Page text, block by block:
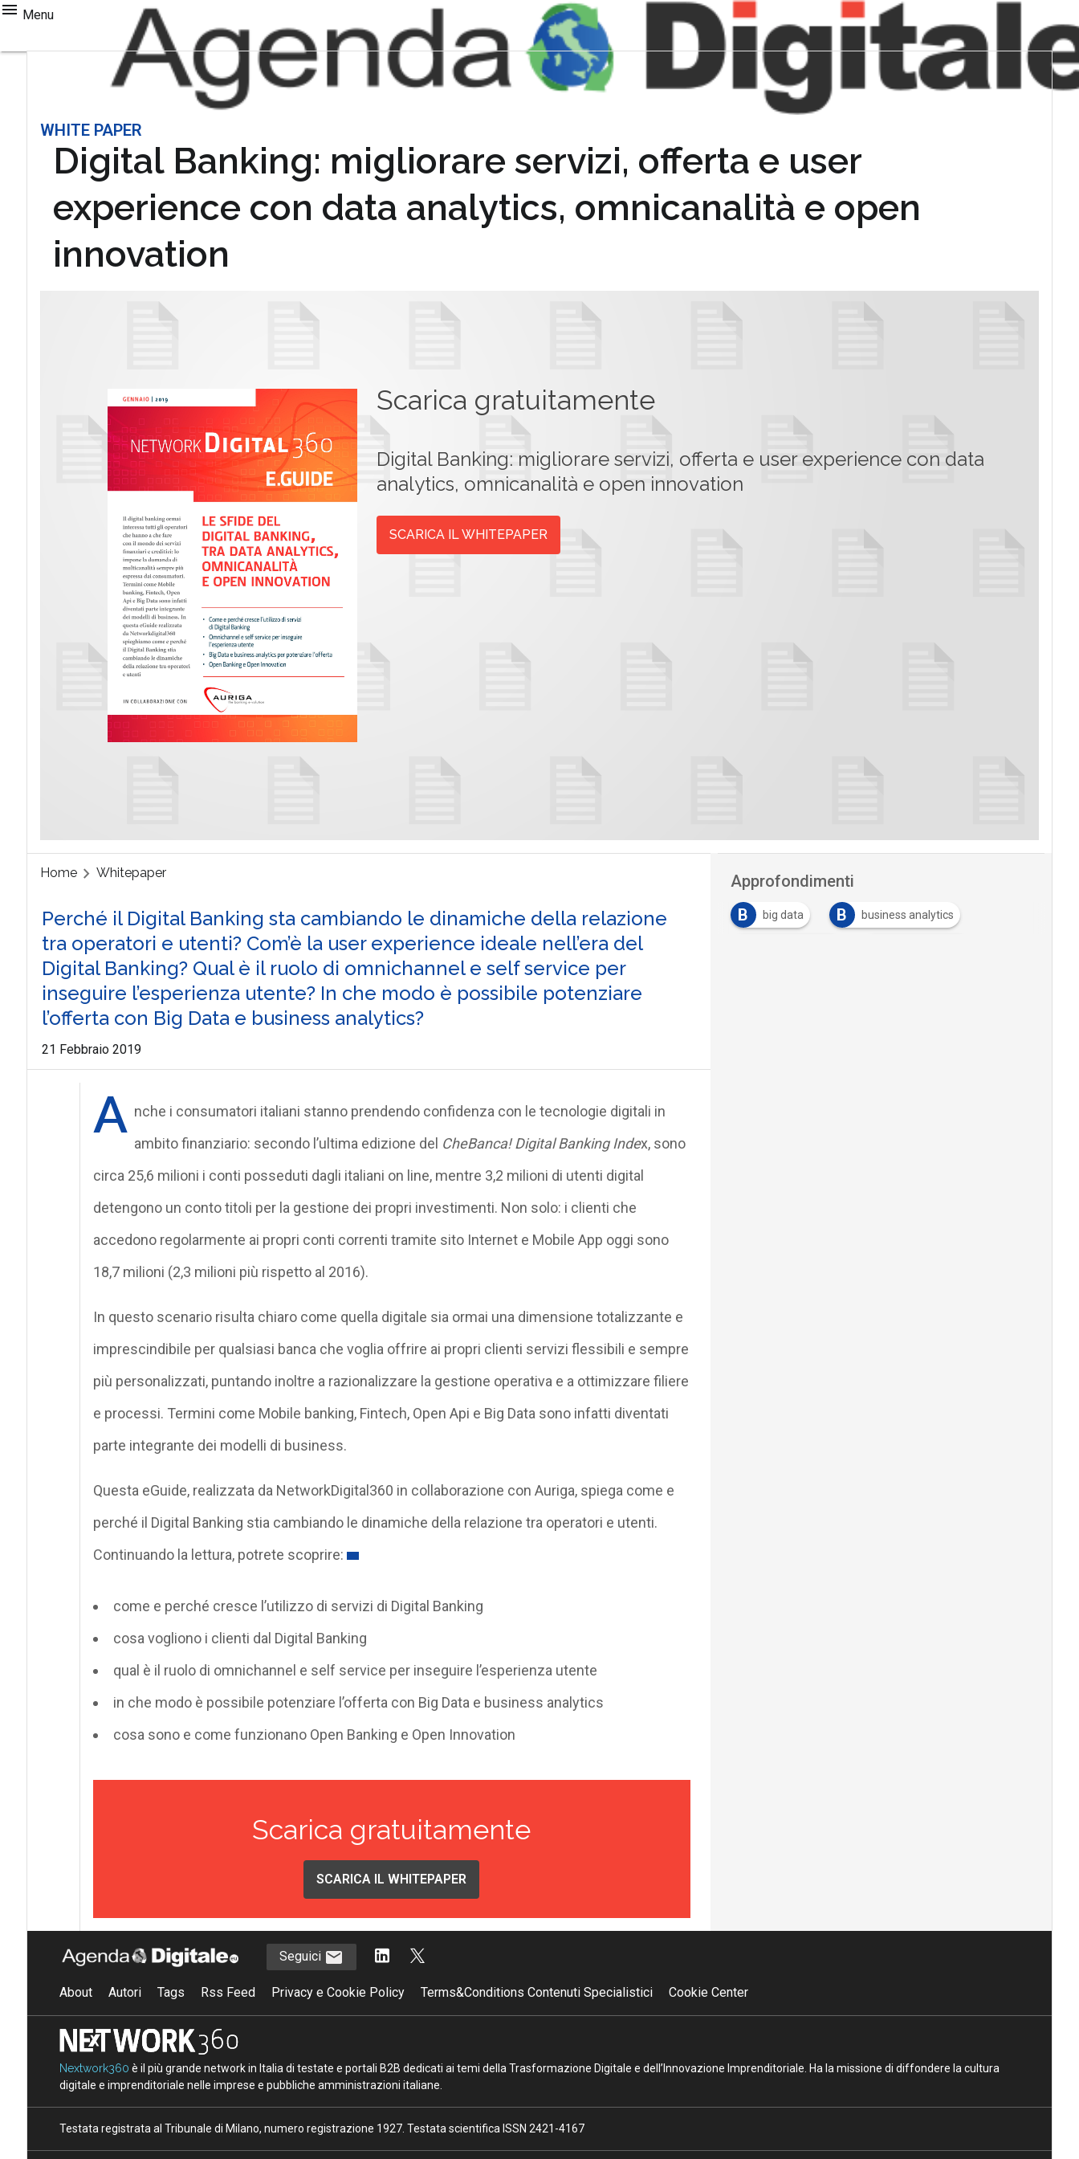
Menu
WHITE PAPER
Digital Banking: migliorare servizi, offerta e user
experience con data analytics, omnicanalità e open
innovation
Scarica gratuitamente
Digital Banking: migliorare servizi, offerta e user experience con data
analytics, omnicanalità e open innovation
SCARICA IL WHITEPAPER
Home Whitepaper
Perché il Digital Banking sta cambiando le dinamiche della relazione
tra operatori e utenti? Com’è la user experience ideale nell’era del
Digital Banking? Qual è il ruolo di omnichannel e self service per
inseguire l’esperienza utente? In che modo è possibile potenziare
l’offerta con Big Data e business analytics?
21 Febbraio 2019
A nche i consumatori italiani stanno prendendo confidenza con le tecnologie digitali in
ambito finanziario: secondo l’ultima edizione del CheBanca! Digital Banking Index, sono
circa 25,6 milioni i conti posseduti dagli italiani on line, mentre 3,2 milioni di utenti digital
detengono un conto titoli per la gestione dei propri investimenti. Non solo: i clienti che
accedono regolarmente ai propri conti correnti tramite sito Internet e Mobile App oggi sono
18,7 milioni (2,3 milioni più rispetto al 2016).
In questo scenario risulta chiaro come quella digitale sia ormai una dimensione totalizzante e
imprescindibile per qualsiasi banca che voglia offrire ai propri clienti servizi flessibili e sempre
più personalizzati, puntando inoltre a razionalizzare la gestione operativa e a ottimizzare filiere
e processi. Termini come Mobile banking, Fintech, Open Api e Big Data sono infatti diventati
parte integrante dei modelli di business.
Questa eGuide, realizzata da NetworkDigital360 in collaborazione con Auriga, spiega come e
perché il Digital Banking stia cambiando le dinamiche della relazione tra operatori e utenti.
Continuando la lettura, potrete scoprire:
come e perché cresce l’utilizzo di servizi di Digital Banking
cosa vogliono i clienti dal Digital Banking
qual è il ruolo di omnichannel e self service per inseguire l’esperienza utente
in che modo è possibile potenziare l’offerta con Big Data e business analytics
cosa sono e come funzionano Open Banking e Open Innovation
Scarica gratuitamente
SCARICA IL WHITEPAPER
Approfondimenti
B
big data B business analytics
Seguici
About Autori Tags Rss Feed Privacy e Cookie Policy Terms&Conditions Contenuti Specialistici Cookie Center
Nextwork360 è il più grande network in Italia di testate e portali B2B dedicati ai temi della Trasformazione Digitale e dell’Innovazione Imprenditoriale. Ha la missione di diffondere la cultura
digitale e imprenditoriale nelle imprese e pubbliche amministrazioni italiane.
Testata registrata al Tribunale di Milano, numero registrazione 1927. Testata scientifica ISSN 2421-4167